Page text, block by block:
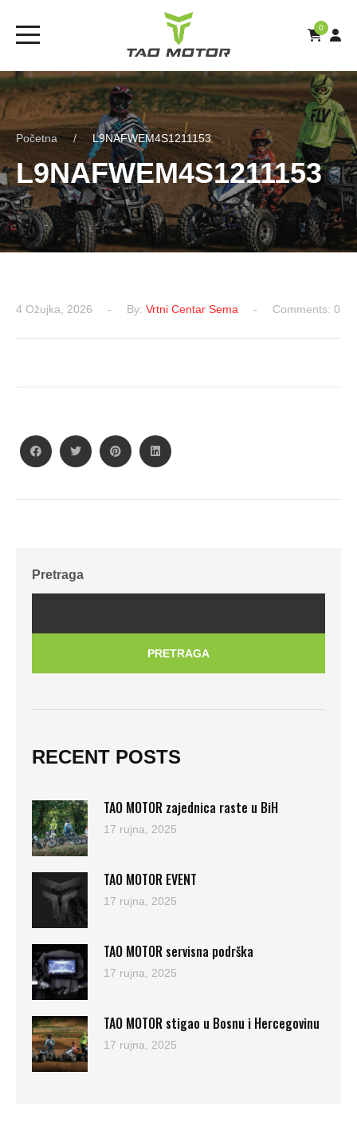
0
Početna L9NAFWEM4S1211153
L9NAFWEM4S1211153
4 Ožujka, 2026 By: Vrtni Centar Sema Comments: 0
Pretraga
PRETRAGA
RECENT POSTS
TAO MOTOR zajednica raste u BiH
17 rujna, 2025
TAO MOTOR EVENT
17 rujna, 2025
TAO MOTOR servisna podrška
17 rujna, 2025
TAO MOTOR stigao u Bosnu i Hercegovinu
17 rujna, 2025